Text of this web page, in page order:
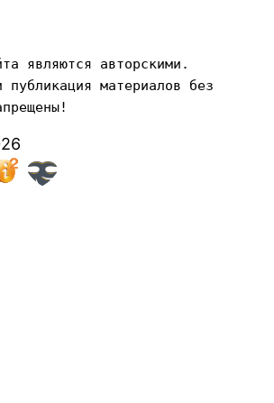
являются авторскими.
публикация материалов без